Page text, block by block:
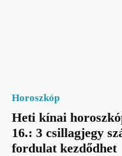
Horoszkóp
Heti kínai
16.: 3 csillagjegy
fordulat kezdődhet